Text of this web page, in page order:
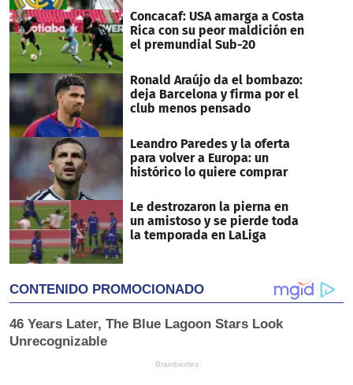
Concacaf: USA amarga a Costa
Rica con su peor maldición en
el premundial Sub-20
Ronald Araújo da el bombazo:
deja Barcelona y firma por el
club menos pensado
Leandro Paredes y la oferta
para volver a Europa: un
histórico lo quiere comprar
Le destrozaron la pierna en
un amistoso y se pierde toda
la temporada en LaLiga